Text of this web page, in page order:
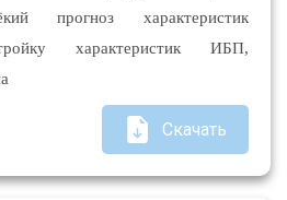
прогноз характеристик
характеристик ИБП,
Скачать